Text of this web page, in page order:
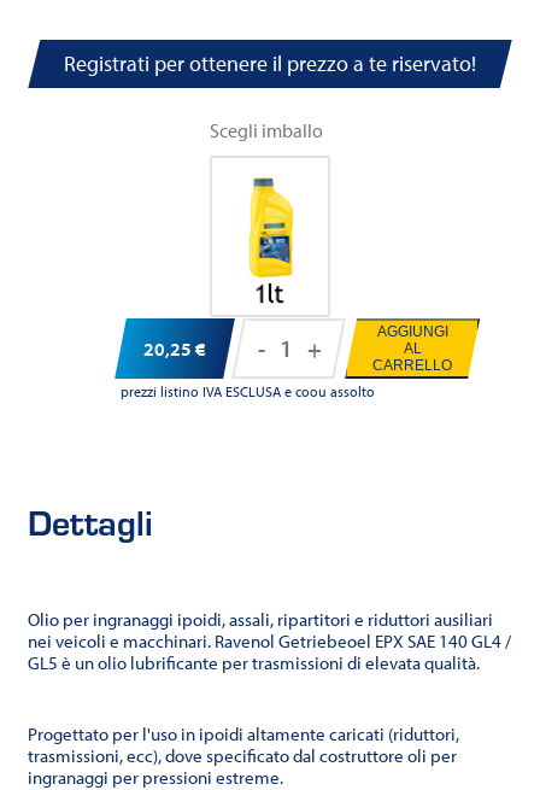
Registrati per ottenere il prezzo a te riservato!
Scegli imballo
20,25 €
prezzi listino IVA ESCLUSA e coou assolto
-
RAVENOL
EPX
+
AGGIUNGI
AL
CARRELLO
Dettagli
Olio per ingranaggi ipoidi, assali, ripartitori e riduttori ausiliari
nei veicoli e macchinari. Ravenol Getriebeoel EPX SAE 140 GL4 /
GL5 è un olio lubrificante per trasmissioni di elevata qualità.
Progettato per l'uso in ipoidi altamente caricati (riduttori,
trasmissioni, ecc), dove specificato dal costruttore oli per
ingranaggi per pressioni estreme.